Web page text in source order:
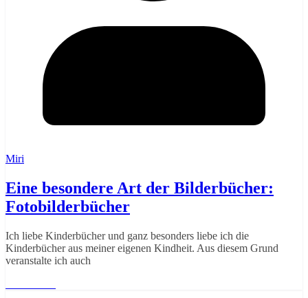
Miri
Eine besondere Art der Bilderbücher:
Fotobilderbücher
Ich liebe Kinderbücher und ganz besonders liebe ich die
Kinderbücher aus meiner eigenen Kindheit. Aus diesem Grund
veranstalte ich auch